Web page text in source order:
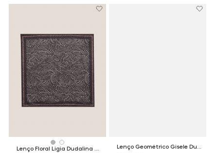
Lenço Floral Ligia Dudalina Feminina
Lenço Geométrico Gisele Dudalina Feminina